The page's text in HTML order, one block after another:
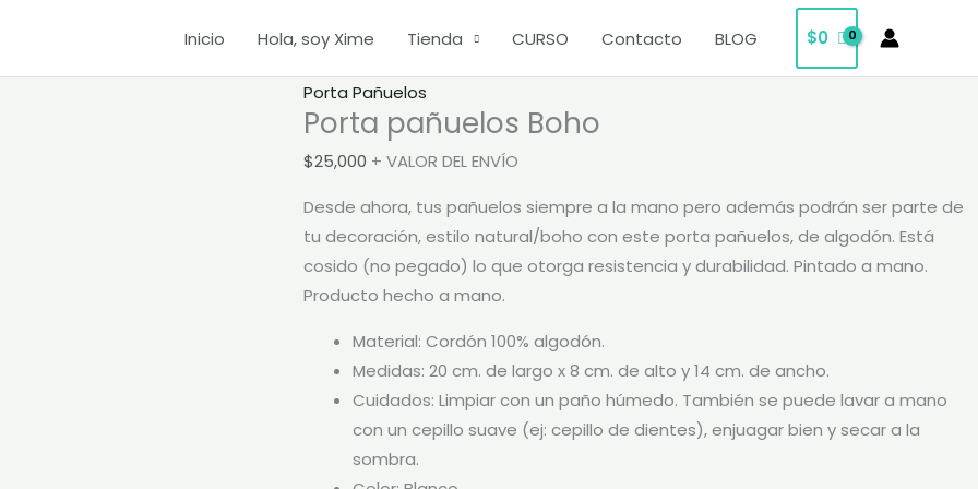
Inicio Hola, soy Xime Tienda CURSO Contacto BLOG $0
Porta Pañuelos
Porta pañuelos Boho
$25,000 + VALOR DEL ENVÍO
Desde ahora, tus pañuelos siempre a la mano pero además podrán ser parte de
tu decoración, estilo natural/boho con este porta pañuelos, de algodón. Está
cosido (no pegado) lo que otorga resistencia y durabilidad. Pintado a mano.
Producto hecho a mano.
Material: Cordón 100% algodón.
Medidas: 20 cm. de largo x 8 cm. de alto y 14 cm. de ancho.
Cuidados: Limpiar con un paño húmedo. También se puede lavar a mano
con un cepillo suave (ej: cepillo de dientes), enjuagar bien y secar a la
sombra.
Porta
pañuelos
Boho